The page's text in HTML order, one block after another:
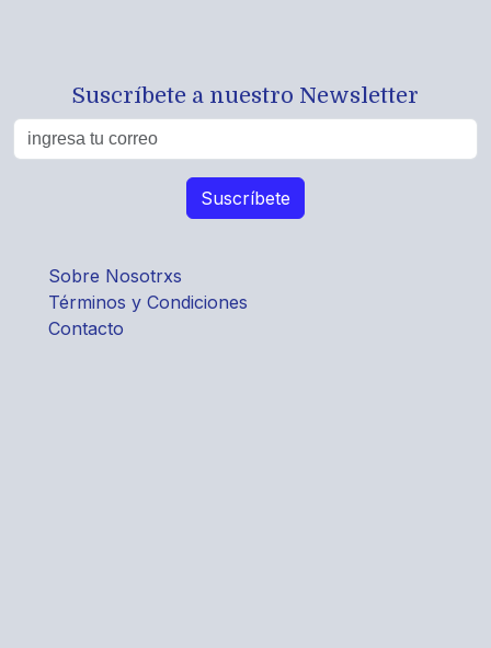
Suscríbete a nuestro Newsletter
Sobre Nosotrxs
Términos y Condiciones
Contacto